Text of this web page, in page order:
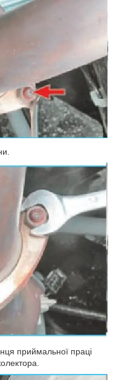
приймальної праці